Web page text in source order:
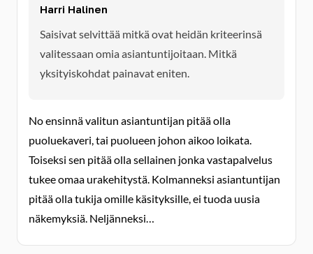
Harri Halinen
Saisivat selvittää mitkä ovat heidän kriteerinsä
valitessaan omia asiantuntijoitaan. Mitkä
yksityiskohdat painavat eniten.
No ensinnä valitun asiantuntijan pitää olla
puoluekaveri, tai puolueen johon aikoo loikata.
Toiseksi sen pitää olla sellainen jonka vastapalvelus
tukee omaa urakehitystä. Kolmanneksi asiantuntijan
pitää olla tukija omille käsityksille, ei tuoda uusia
näkemyksiä. Neljänneksi…